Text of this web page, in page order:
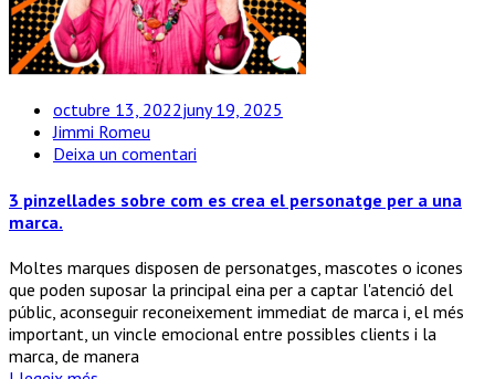
octubre 13, 2022juny 19, 2025
Jimmi Romeu
Deixa un comentari
pinzellades
es
crea
el
personatge
3 pinzellades sobre com es crea el personatge per a una
marca.
Moltes marques disposen de personatges, mascotes o icones
que poden suposar la principal eina per a captar l'atenció del
públic, aconseguir reconeixement immediat de marca i, el més
important, un vincle emocional entre possibles clients i la
marca, de manera